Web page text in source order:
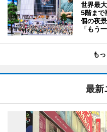
世界最
5階まで
個の夜
「もう
も
最新